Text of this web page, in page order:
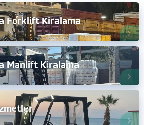
Forklift Kiralama
Manlift Kiralama